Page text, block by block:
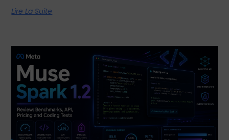
Lire La Suite